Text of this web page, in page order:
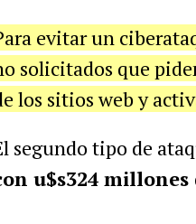
evitar un
solicitados que
los sitios web y
segundo tipo de
u$s324 millones